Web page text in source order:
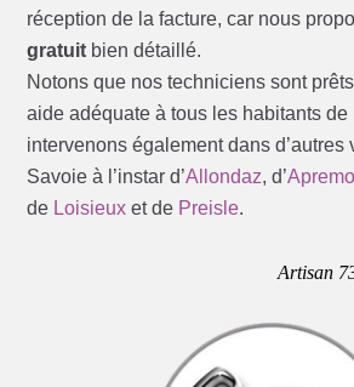
réception de la facture, car nous
gratuit bien détaillé.
Notons que nos techniciens sont
aide adéquate à tous les habitants de
intervenons également dans d’autres
Savoie à l’instar d’Allondaz, d’
de Loisieux et de Preisle.
Artisan